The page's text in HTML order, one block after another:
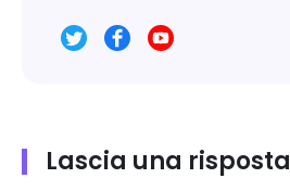
Lascia una risposta